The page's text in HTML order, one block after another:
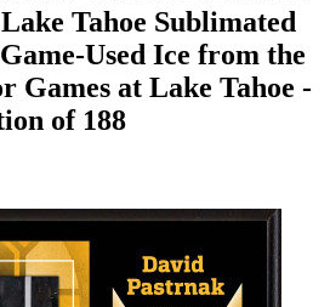
Tahoe Sublimated
Used Ice from the
Games at Lake Tahoe -
of 188